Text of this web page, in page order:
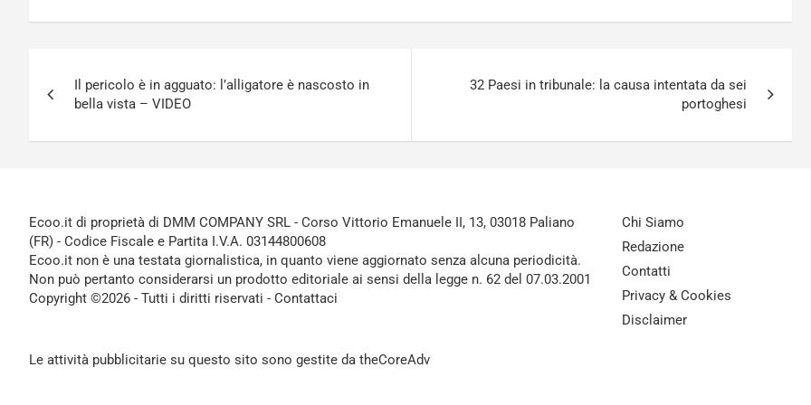
articoli
Il pericolo è in agguato: l’alligatore è nascosto in
bella vista – VIDEO
32 Paesi in tribunale: la causa intentata da sei
portoghesi
Ecoo.it di proprietà di DMM COMPANY SRL - Corso Vittorio Emanuele II, 13, 03018 Paliano
(FR) - Codice Fiscale e Partita I.V.A. 03144800608
Ecoo.it non è una testata giornalistica, in quanto viene aggiornato senza alcuna periodicità.
Non può pertanto considerarsi un prodotto editoriale ai sensi della legge n. 62 del 07.03.2001
Copyright ©2026 - Tutti i diritti riservati - Contattaci
Le attività pubblicitarie su questo sito sono gestite da theCoreAdv
Chi Siamo
Redazione
Contatti
Privacy & Cookies
Disclaimer